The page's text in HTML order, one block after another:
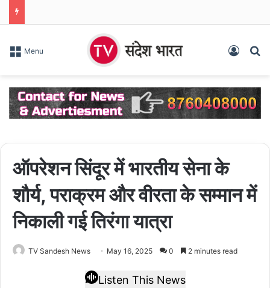
Menu Log In
ऑपरेशन सिंदूर में भारतीय सेना के
शौर्य, पराक्रम और वीरता के सम्मान में
निकाली गई तिरंगा यात्रा
TV Sandesh News May 16, 2025 0 2 minutes read
Listen This News